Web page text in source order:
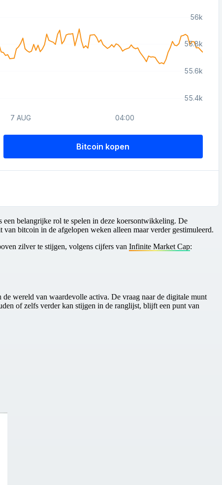
belangrijke rol te spelen in deze koersontwikkeling. De
bitcoin in de afgelopen weken alleen maar verder gestimuleerd.
zilver te stijgen, volgens cijfers van Infinite Market Cap:
wereld van waardevolle activa. De vraag naar de digitale munt
of zelfs verder kan stijgen in de ranglijst, blijft een punt van